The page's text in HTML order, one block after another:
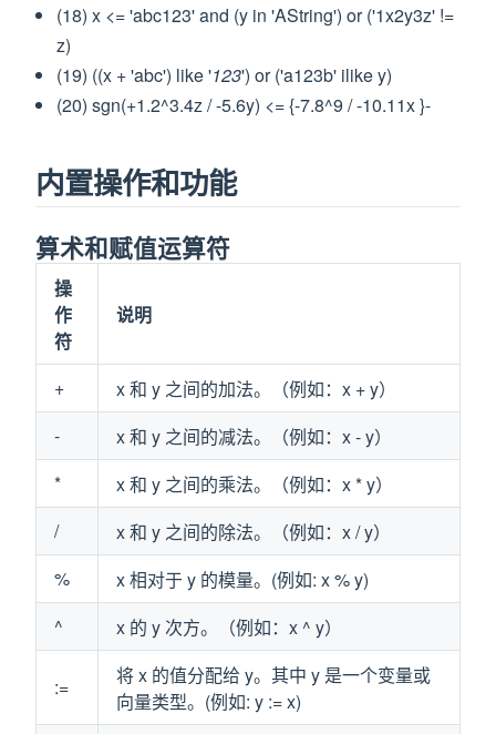
(18) x <= 'abc123' and (y in 'AString') or ('1x2y3z' !=
z)
(19) ((x + 'abc') like '123') or ('a123b' ilike y)
(20) sgn(+1.2^3.4z / -5.6y) <= {-7.8^9 / -10.11x }-
内置操作和功能
算术和赋值运算符
操
作
符
说明
+
x 和 y 之间的加法。（例如：x + y）
-
x 和 y 之间的减法。（例如：x - y）
*
x 和 y 之间的乘法。（例如：x * y）
/
x 和 y 之间的除法。（例如：x / y）
%
x 相对于 y 的模量。(例如: x % y)
^
x 的 y 次方。（例如：x ^ y）
:=
将 x 的值分配给 y。其中 y 是一个变量或
向量类型。(例如: y := x)